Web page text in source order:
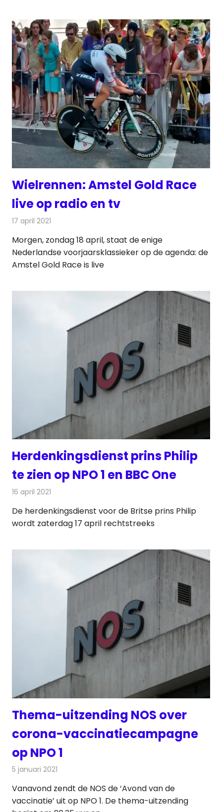
Wielrennen: Amstel Gold Race
live op radio en tv
17 april 2021
Morgen, zondag 18 april, staat de enige
Nederlandse voorjaarsklassieker op de agenda: de
Amstel Gold Race is live
Herdenkingsdienst prins Philip
te zien op NPO 1 en BBC One
16 april 2021
De herdenkingsdienst voor de Britse prins Philip
wordt zaterdag 17 april rechtstreeks
Thema-uitzending NOS over
corona-vaccinatiecampagne
op NPO 1
5 januari 2021
Vanavond zendt de NOS de ‘Avond van de
vaccinatie’ uit op NPO 1. De thema-uitzending